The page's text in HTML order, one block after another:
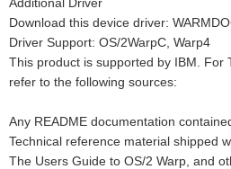
Download this device driver:
Driver Support: OS/2WarpC, Warp4
This product is supported by IBM. For
refer to the following sources:
Any README documentation
Technical reference material shipped
The Users Guide to OS/2 Warp, and